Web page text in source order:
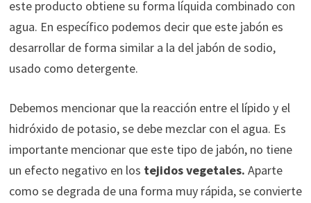
este producto obtiene su forma líquida combinado con
agua. En específico podemos decir que este jabón es
desarrollar de forma similar a la del jabón de sodio,
usado como detergente.
Debemos mencionar que la reacción entre el lípido y el
hidróxido de potasio, se debe mezclar con el agua. Es
importante mencionar que este tipo de jabón, no tiene
un efecto negativo en los tejidos vegetales. Aparte
como se degrada de una forma muy rápida, se convierte